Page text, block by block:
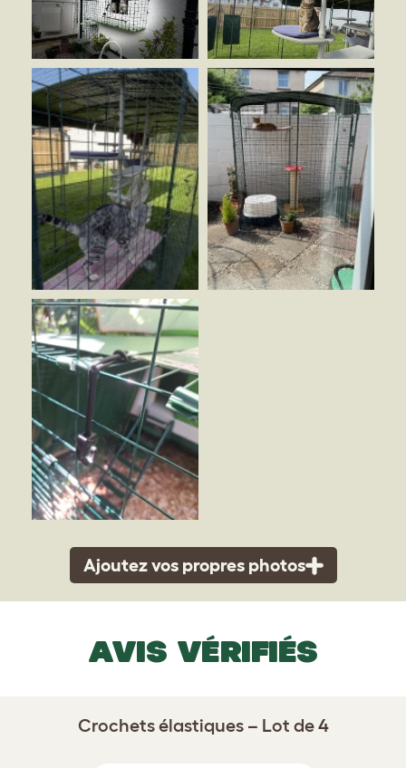
Ajoutez vos propres photos
AVIS VÉRIFIÉS
Crochets élastiques – Lot de 4